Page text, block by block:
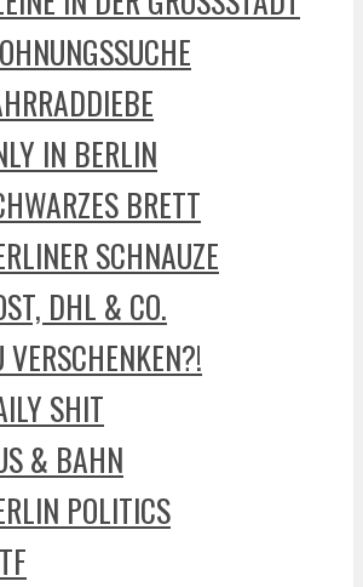
IN BERLIN
BRETT
SCHNAUZE
DHL & CO.
VERSCHENKEN?!
SHIT
& BAHN
POLITICS